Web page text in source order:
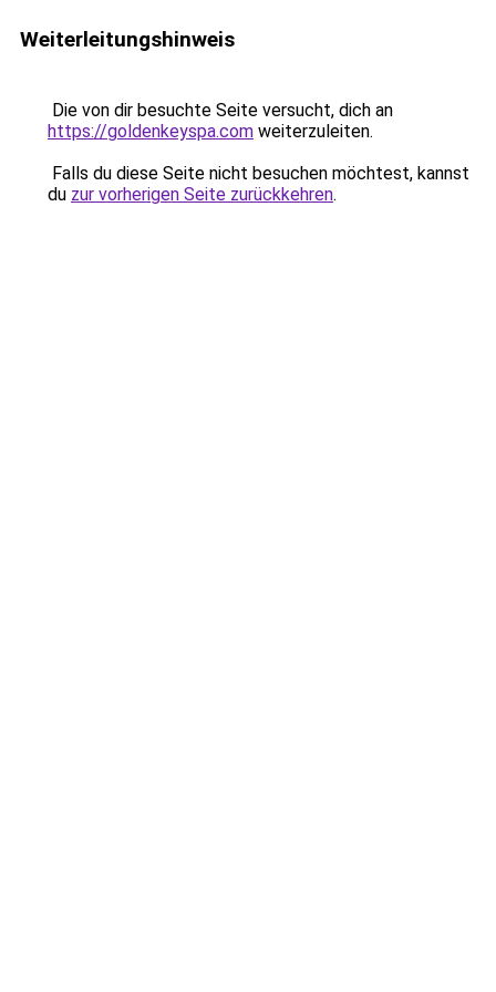
Weiterleitungshinweis
Die von dir besuchte Seite versucht, dich an
https://goldenkeyspa.com weiterzuleiten.
Falls du diese Seite nicht besuchen möchtest, kannst
du zur vorherigen Seite zurückkehren.